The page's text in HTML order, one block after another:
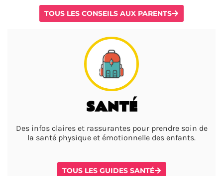
TOUS LES CONSEILS AUX PARENTS
SANTÉ
Des infos claires et rassurantes pour prendre soin de
la santé physique et émotionnelle des enfants.
TOUS LES GUIDES SANTÉ